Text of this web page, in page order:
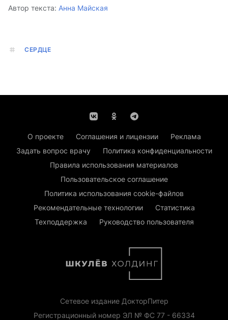
Автор текста: Анна Майская
СЕРДЦЕ
О проекте Соглашения и лицензии
Реклама
Задать вопрос врачу
Политика конфиденциальности
Правила использования материалов
Пользовательское соглашение
Политика использования cookie-файлов
Рекомендательные технологии
Статистика
Техподдержка
Руководство пользователя
Сетевое издание ДокторПитер
Регистрационный номер ЭЛ № ФС 77 - 66334